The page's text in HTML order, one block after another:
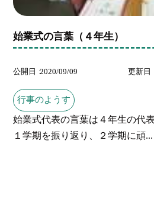
始業式の言葉（４年生）
公開日 2020/09/09 更新日
行事のようす
始業式代表の言葉は４年生の代
１学期を振り返り、２学期に頑...